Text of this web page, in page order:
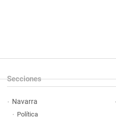
Secciones
Navarra
Política